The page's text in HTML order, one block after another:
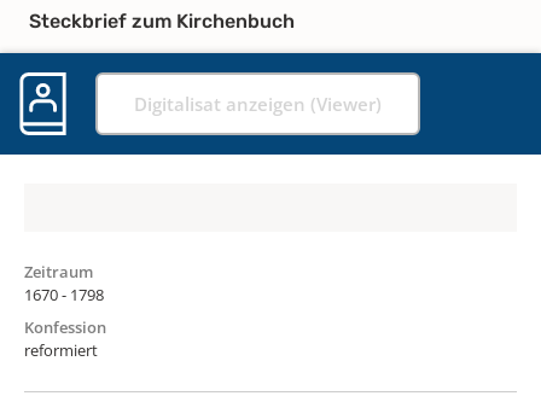
Steckbrief zum Kirchenbuch
Digitalisat anzeigen (Viewer)
Zeitraum
1670 - 1798
Konfession
reformiert